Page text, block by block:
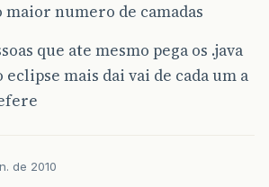
maior numero de camadas
que ate mesmo pega os .java
eclipse mais dai vai de cada um a
de 2010